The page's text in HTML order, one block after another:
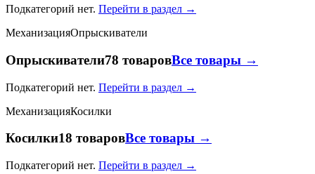
Подкатегорий нет. Перейти в раздел →
МеханизацияОпрыскиватели
Опрыскиватели78 товаровВсе товары →
Подкатегорий нет. Перейти в раздел →
МеханизацияКосилки
Косилки18 товаровВсе товары →
Подкатегорий нет. Перейти в раздел →